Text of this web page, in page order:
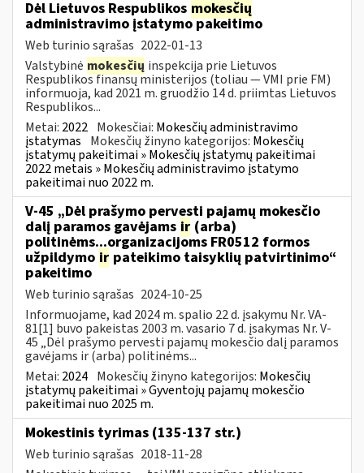
Dėl Lietuvos Respublikos mokesčių
administravimo įstatymo pakeitimo
Web turinio sąrašas 2022-01-13
Valstybinė mokesčių inspekcija prie Lietuvos
Respublikos finansų ministerijos (toliau — VMI prie FM)
informuoja, kad 2021 m. gruodžio 14 d. priimtas Lietuvos
Respublikos...
Metai: 2022 Mokesčiai: Mokesčių administravimo
įstatymas Mokesčių žinyno kategorijos: Mokesčių
įstatymų pakeitimai » Mokesčių įstatymų pakeitimai
2022 metais » Mokesčių administravimo įstatymo
pakeitimai nuo 2022 m.
V-45 „Dėl prašymo pervesti pajamų mokesčio
dalį paramos gavėjams ir (arba)
politinėms...organizacijoms FR0512 formos
užpildymo ir pateikimo taisyklių patvirtinimo“
pakeitimo
Web turinio sąrašas 2024-10-25
Informuojame, kad 2024 m. spalio 22 d. įsakymu Nr. VA-
81[1] buvo pakeistas 2003 m. vasario 7 d. įsakymas Nr. V-
45 „Dėl prašymo pervesti pajamų mokesčio dalį paramos
gavėjams ir (arba) politinėms...
Metai: 2024 Mokesčių žinyno kategorijos: Mokesčių
įstatymų pakeitimai » Gyventojų pajamų mokesčio
pakeitimai nuo 2025 m.
Mokestinis tyrimas (135-137 str.)
Web turinio sąrašas 2018-11-28